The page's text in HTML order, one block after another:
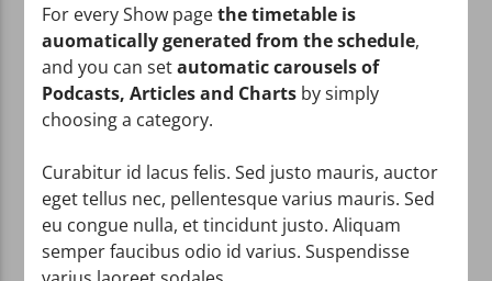
For every Show pagethe timetable is
auomatically generated from the schedule,
and you can setautomatic carousels of
Podcasts, Articles and Charts by simply
choosing a category.
Curabitur id lacus felis. Sed justo mauris, auctor
eget tellus nec, pellentesque varius mauris. Sed
eu congue nulla, et tincidunt justo. Aliquam
semper faucibus odio id varius. Suspendisse